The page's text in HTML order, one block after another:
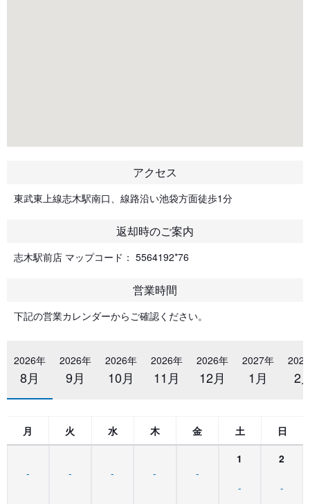
アクセス
東武東上線志木駅南口、線路沿い池袋方面徒歩1分
返却時のご案内
志木駅前店 マップコード： 5564192*76
営業時間
下記の営業カレンダーからご確認ください。
2026年
8月
2026年
9月
2026年
10月
2026年
11月
2026年
12月
2027年
1月 2
月 火 水 木 金 土 日
- - - - -
1
-
2
-